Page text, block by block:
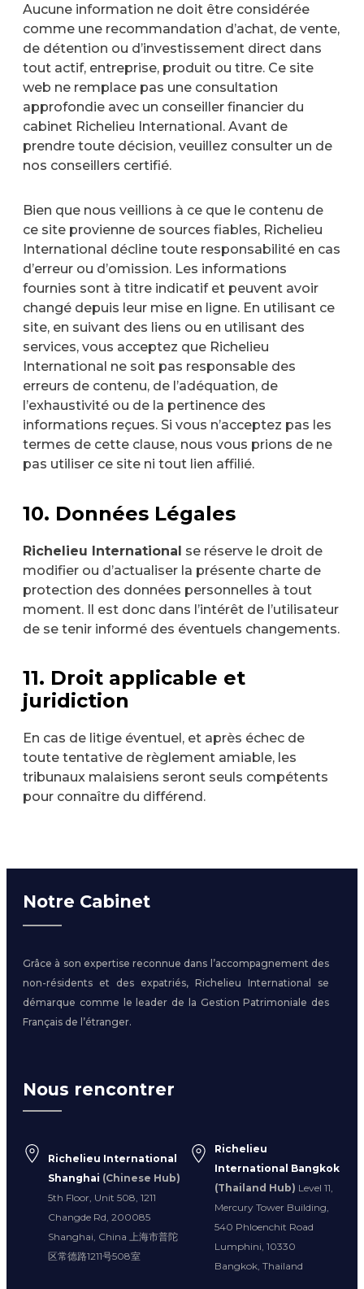
Aucune information ne doit être considérée
comme une recommandation d’achat, de vente,
de détention ou d’investissement direct dans
tout actif, entreprise, produit ou titre. Ce site
web ne remplace pas une consultation
approfondie avec un conseiller financier du
cabinet Richelieu International. Avant de
prendre toute décision, veuillez consulter un de
nos conseillers certifié.
Bien que nous veillions à ce que le contenu de
ce site provienne de sources fiables, Richelieu
International décline toute responsabilité en cas
d’erreur ou d’omission. Les informations
fournies sont à titre indicatif et peuvent avoir
changé depuis leur mise en ligne. En utilisant ce
site, en suivant des liens ou en utilisant des
services, vous acceptez que Richelieu
International ne soit pas responsable des
erreurs de contenu, de l’adéquation, de
l’exhaustivité ou de la pertinence des
informations reçues. Si vous n’acceptez pas les
termes de cette clause, nous vous prions de ne
pas utiliser ce site ni tout lien affilié.
10. Données Légales
Richelieu International se réserve le droit de
modifier ou d’actualiser la présente charte de
protection des données personnelles à tout
moment. Il est donc dans l’intérêt de l’utilisateur
de se tenir informé des éventuels changements.
11. Droit applicable et
juridiction
En cas de litige éventuel, et après échec de
toute tentative de règlement amiable, les
tribunaux malaisiens seront seuls compétents
pour connaître du différend.
Notre Cabinet
Grâce à son expertise reconnue dans l’accompagnement des
non-résidents et des expatriés, Richelieu International se
démarque comme le leader de la Gestion Patrimoniale des
Français de l’étranger.
Nous rencontrer
Richelieu International
Shanghai (Chinese Hub)
5th Floor, Unit 508, 1211
Changde Rd, 200085
Shanghai, China 上海市普陀
区常德路1211号508室
Richelieu
International Bangkok
(Thailand Hub) Level 11,
Mercury Tower Building,
540 Phloenchit Road
Lumphini, 10330
Bangkok, Thailand